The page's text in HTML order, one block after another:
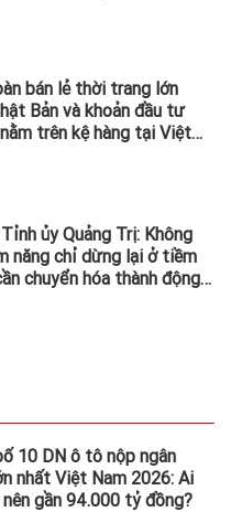
bán lẻ thời trang lớn
Bản và khoản đầu tư
trên kệ hàng tại Việt
ủy Quảng Trị: Không
năng chỉ dừng lại ở tiềm
chuyển hóa thành động
10 DN ô tô nộp ngân
nhất Việt Nam 2026: Ai
gần 94.000 tỷ đồng?